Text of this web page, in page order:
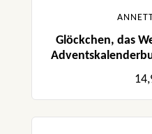
Glöckchen, das